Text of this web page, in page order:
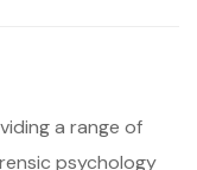
a range of
psychology